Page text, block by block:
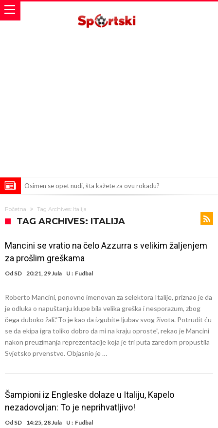
Osimen se opet nudi, šta kažete za ovu rokadu?
Sada je jasno zašto je došao: “Luda” klauzula iz Salahovog ugovora s
Dok Real čeka Vinisijusa, Perez upravo završio najskuplji transfer u
historiji!
Ćabi sastavlja kockice, lijevi bek iz Španije i golman iz Portugala za
strašni Čelsi?!
FIFA u velikom previranju! Infantino svojim potezom iznenadio
fudbalski svijet
Početna Tag Archives: Italija
TAG ARCHIVES: ITALIJA
Mancini se vratio na čelo Azzurra s velikim žaljenjem
za prošlim greškama
Od SD 20:21, 29 Jula U : Fudbal
Roberto Mancini, ponovno imenovan za selektora Italije, priznao je da
je odluka o napuštanju klupe bila velika greška i nesporazum, zbog
čega duboko žali.“To je kao da izgubite ljubav svog života. Potrudit ću
se da ekipa igra toliko dobro da mi na kraju oproste”, rekao je Mancini
nakon preuzimanja reprezentacije koja je tri puta zaredom propustila
Svjetsko prvenstvo. Objasnio je …
Šampioni iz Engleske dolaze u Italiju, Kapelo
nezadovoljan: To je neprihvatljivo!
Od SD 14:25, 28 Jula U : Fudbal